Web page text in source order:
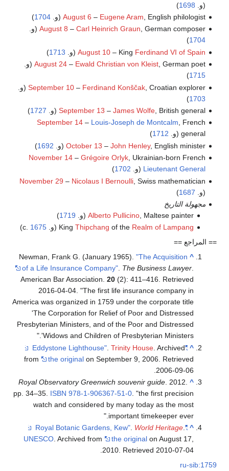
(و. 1698
)
August 6 – Eugene Aram , English philologist (و. 1704
)
August 8 – Carl Heinrich Graun, German composer (و.
1704
)
August 10– King Ferdinand VI of Spain (و. 1713
)
August 24– Ewald Christian von Kleist, German poet (و.
1715
)
September 10– Ferdinand Konščak, Croatian explorer (و.
1703
)
September 13 – James Wolfe, British general (و. 1727
)
September 14– Louis-Joseph de Montcalm, French
general (و.
1712
)
October 13 – John Henley, English minister (و. 1692
)
November 14– Grégoire Orlyk, Ukrainian-born French
Lieutenant General (و. 1702
)
November 29 – Nicolaus I Bernoulli, Swiss mathematician
(و. 1687
)
مجهولة التاريخ
Alberto Pullicino , Maltese painter (و. 1719
)
KingThipchang of the Realm of Lampang (و. c. 1675
)
== المراجع ==
^
Newman, Frank G. (January 1965)."The Acquisition
of a Life Insurance Company". The Business Lawyer.
American Bar Association.20 (2): 411–416. Retrieved
2016-04-04. The first life insurance company in
America was organized in 1759 under the corporate title
'The Corporation for Relief of Poor and Distressed
Presbyterian Ministers, and of the Poor and Distressed
Widows and Children of Presbyterian Ministers'.
^
"Eddystone Lighthouse"
.Trinity House . Archived
from
the original on September 9, 2006 . Retrieved
2006-09-06
^
Royal Observatory Greenwich souvenir guide . 2012.
pp. 34–35. ISBN 978-1-906367-51-0 . the first precision
watch and considered by many today as the most
important timekeeper ever.
^
"Royal Botanic Gardens, Kew"
. World Heritage.
UNESCO. Archived from the original on August 17,
2010. Retrieved2010-07-04
.
ru-sib:1759